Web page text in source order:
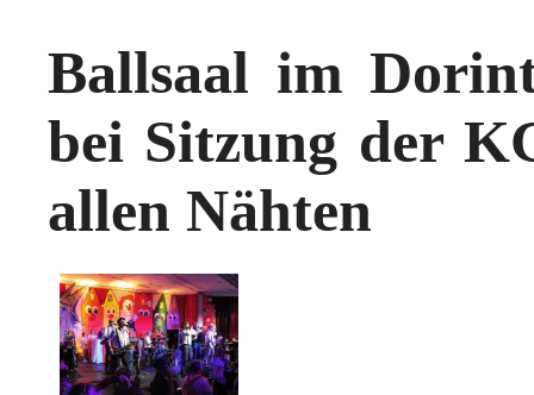
Ballsaal im
bei Sitzung der
allen Nähten